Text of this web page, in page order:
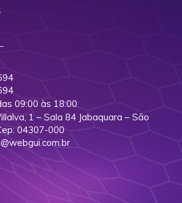
09:00 às 18:00
1 – Sala 84 Jabaquara – São
04307-000